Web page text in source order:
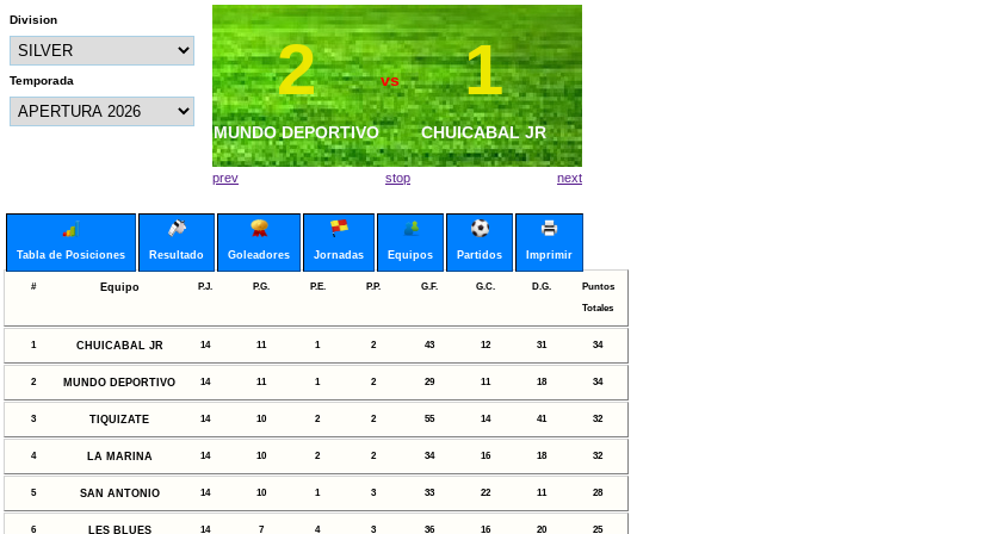
Division
Temporada 2
MUNDO DEPORTIVO
vs 1
CHUICABAL JR
0
MAR VISTA FC
vs 1
MUNDO DEPORTIVO
prev next
stop
Tabla de Posiciones Resultado Goleadores Jornadas Equipos Partidos Imprimir
# Equipo P.J. P.G. P.E. P.P. G.F. G.C. D.G.
Puntos
Totales
1 CHUICABAL JR 14 11 1 2 43 12 31 34
2 MUNDO DEPORTIVO 14 11 1 2 29 11 18 34
3 TIQUIZATE 14 10 2 2 55 14 41 32
4 LA MARINA 14 10 2 2 34 16 18 32
5 SAN ANTONIO 14 10 1 3 33 22 11 28
6 LES BLUES 14 7 4 3 36 16 20 25